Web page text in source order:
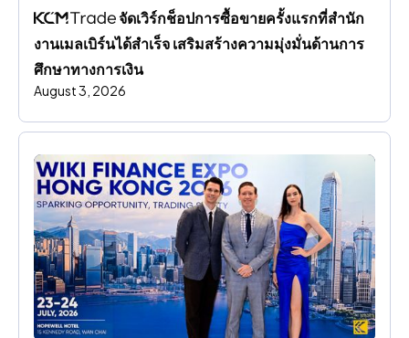
จัดเวิร์กช็อปการซื้อขายครั้งแรกที่สํานัก
งานเมลเบิร์นได้สําเร็จ เสริมสร้างความมุ่งมั่นด้านการ
ศึกษาทางการเงิน
August 3, 2026